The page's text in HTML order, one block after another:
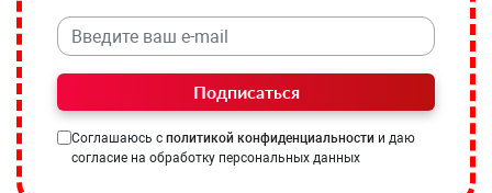
Подписаться
Соглашаюсь с политикой конфиденциальности и даю
согласие на обработку персональных данных